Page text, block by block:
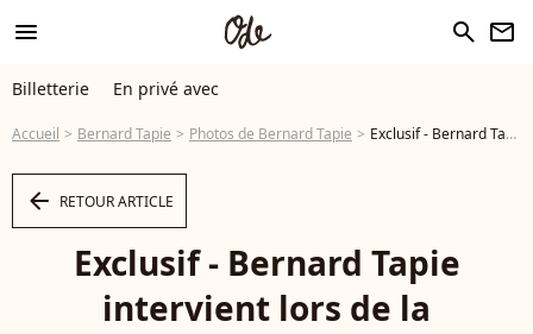
menu search newsletter
Billetterie En privé avec
Accueil Bernard Tapie Photos de Bernard Tapie Exclusif - Bernard Tapie intervient lors de la promotion 2020 de la conférence des avocats du barreau de Paris, 11ème séance du premier tour, à la bibliothèque de l'ordre à Paris. Le 7 septembre 2020. © Dominique Jacovides / Bestimage - Photo
arrow_left RETOUR ARTICLE
Exclusif - Bernard Tapie
intervient lors de la